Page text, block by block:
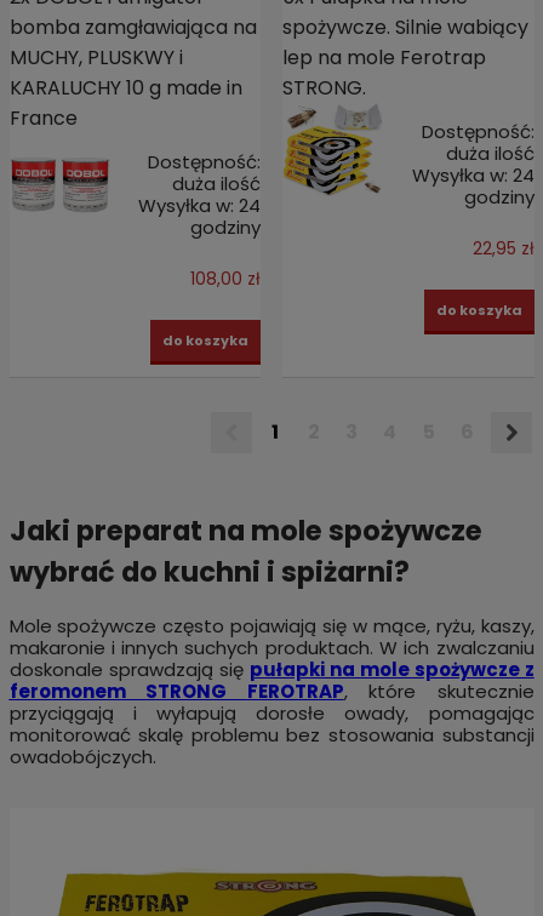
bomba zamgławiająca na
MUCHY, PLUSKWY i
KARALUCHY 10 g made in
France
Dostępność:
duża ilość
Wysyłka w: 24
godziny
108,00 zł
do koszyka
spożywcze. Silnie wabiący
lep na mole Ferotrap
STRONG.
Dostępność:
duża ilość
Wysyłka w: 24
godziny
22,95 zł
do koszyka
1
Jaki preparat na mole spożywcze
wybrać do kuchni i spiżarni?
Mole spożywcze często pojawiają się w mące, ryżu, kaszy,
makaronie i innych suchych produktach. W ich zwalczaniu
doskonale sprawdzają się pułapki na mole spożywcze z
feromonem STRONG FEROTRAP, które skutecznie
przyciągają i wyłapują dorosłe owady, pomagając
monitorować skalę problemu bez stosowania substancji
owadobójczych.